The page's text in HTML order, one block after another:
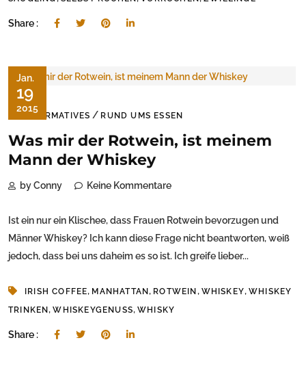
Share :
Jan.
19
2015
INFORMATIVES / RUND UMS ESSEN
Was mir der Rotwein, ist meinem
Mann der Whiskey
by Conny Keine Kommentare
Ist ein nur ein Klischee, dass Frauen Rotwein bevorzugen und
Männer Whiskey? Ich kann diese Frage nicht beantworten, weiß
jedoch, dass bei uns daheim es so ist. Ich greife lieber...
IRISH COFFEE, MANHATTAN, ROTWEIN, WHISKEY,WHISKEY
TRINKEN,WHISKEYGENUSS,WHISKY
Share :